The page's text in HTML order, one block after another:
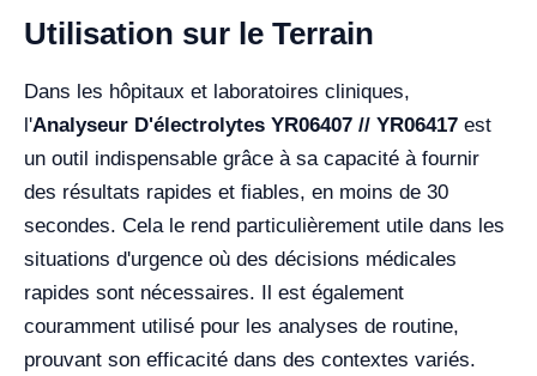
Utilisation sur le Terrain
Dans les hôpitaux et laboratoires cliniques,
l'Analyseur D'électrolytes YR06407 // YR06417 est
un outil indispensable grâce à sa capacité à fournir
des résultats rapides et fiables, en moins de 30
secondes. Cela le rend particulièrement utile dans les
situations d'urgence où des décisions médicales
rapides sont nécessaires. Il est également
couramment utilisé pour les analyses de routine,
prouvant son efficacité dans des contextes variés.